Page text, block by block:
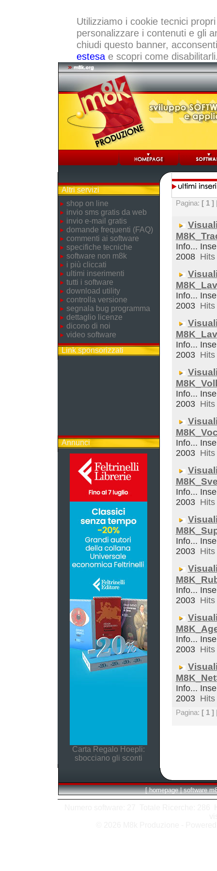
Utilizziamo i cookie tecnici
personalizzare i contenuti e gli
chiudi questo banner,
estesae scopri come
Altri servizi
shop on line
invio sms gratis da web
invio e-mail gratis
domande frequenti (FAQ)
commenti ai software
specifiche tecniche
software non m8k
i più cliccati
ultimi inserimenti
tutti i software
download utility
controlla versione
segnala bug programma
dettaglio licenze
dicono di noi
video software
Link sponsorizzati
Annunci
Carta Regalo Hoepli:
sbocciano gli sconti
Pagina: [ 1 ]
Info...
2008
Info...
2003
Info...
2003
Info...
2003
Info...
2003
Info...
2003
Info...
2003
Info...
2003
Info...
2003
Info...
2003
Pagina: [ 1 ]
[ homepage | software